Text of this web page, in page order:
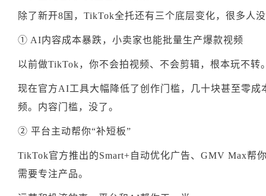
除了新开8国，TikTok全托还有三个底层变化，很多人
① AI内容成本暴跌，小卖家也能批量生产爆款视频
以前做TikTok，你不会拍视频、不会剪辑，根本玩不转
现在官方AI工具大幅降低了创作门槛，几十块甚至零成
频。内容门槛，没了。
② 平台主动帮你“补短板”
TikTok官方推出的Smart+自动优化广告、GMV Max帮
需要专注产品。